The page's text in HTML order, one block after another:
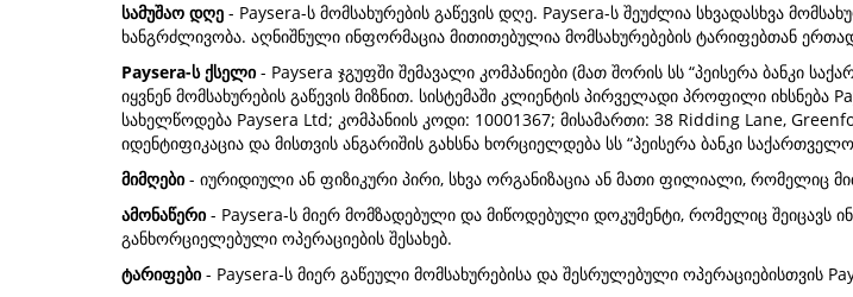
სამუშაო დღე - Paysera-ს მომსახურების გაწევის დღე. Paysera-ს შეუძლია სხვადასხვა
ხანგრძლივობა. აღნიშნული ინფორმაცია მითითებულია მომსახურებების ტარიფებთან
Paysera-ს ქსელი - Paysera ჯგუფში შემავალი კომპანიები (მათ შორის სს “პეისერა ბანკი
იყვნენ მომსახურების გაწევის მიზნით. სისტემაში კლიენტის პირველადი პროფილი
სახელწოდება Paysera Ltd; კომპანიის კოდი: 10001367; მისამართი: 38 Ridding Lane,
იდენტიფიკაცია და მისთვის ანგარიშის გახსნა ხორციელდება სს “პეისერა ბანკი
მიმღები - იურიდიული ან ფიზიკური პირი, სხვა ორგანიზაცია ან მათი ფილიალი, რომელიც
ამონაწერი - Paysera-ს მიერ მომზადებული და მიწოდებული დოკუმენტი, რომელიც შეიცავს
განხორციელებული ოპერაციების შესახებ.
ტარიფები - Paysera-ს მიერ გაწეული მომსახურებისა და შესრულებული ოპერაციებისთვის